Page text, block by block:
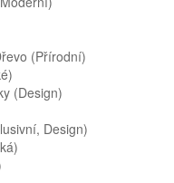
(přírodní)
(design)
Design)